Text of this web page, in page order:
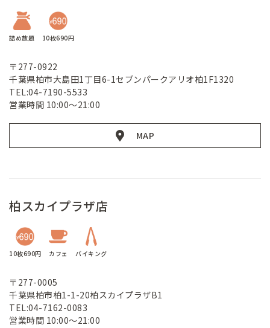
詰め放題 10枚690円
〒277-0922
千葉県柏市大島田1丁目6-1セブンパークアリオ柏1F1320
TEL:04-7190-5533
営業時間 10:00～21:00
MAP
柏スカイプラザ店
10枚690円 カフェ バイキング
〒277-0005
千葉県柏市柏1-1-20柏スカイプラザB1
TEL:04-7162-0083
営業時間 10:00～21:00